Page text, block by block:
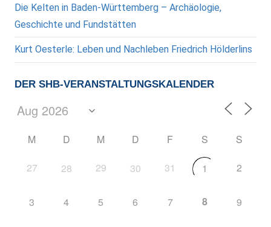
Die Kelten in Baden-Württemberg – Archäologie,
Geschichte und Fundstätten
Kurt Oesterle: Leben und Nachleben Friedrich Hölderlins
DER SHB-VERANSTALTUNGSKALENDER
M D M D F S S
27 28 29 30 31 1 2
3 4 5 6 7 8 9